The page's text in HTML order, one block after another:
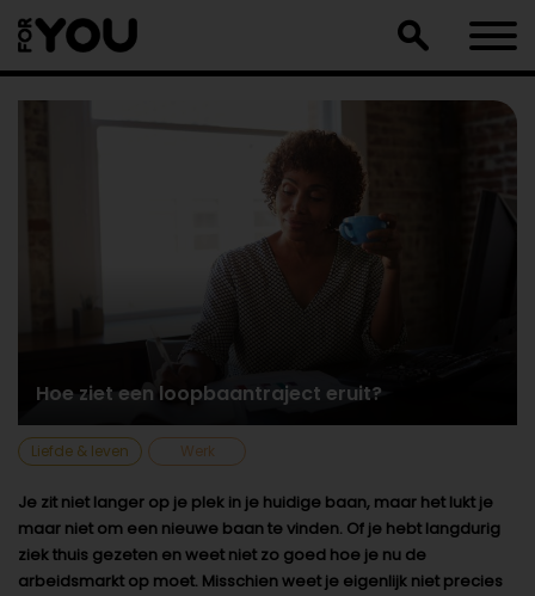
naar
artikel
Hoe ziet een loopbaantraject eruit?
Liefde & leven Werk
Je zit niet langer op je plek in je huidige baan, maar het lukt je
maar niet om een nieuwe baan te vinden. Of je hebt langdurig
ziek thuis gezeten en weet niet zo goed hoe je nu de
arbeidsmarkt op moet. Misschien weet je eigenlijk niet precies